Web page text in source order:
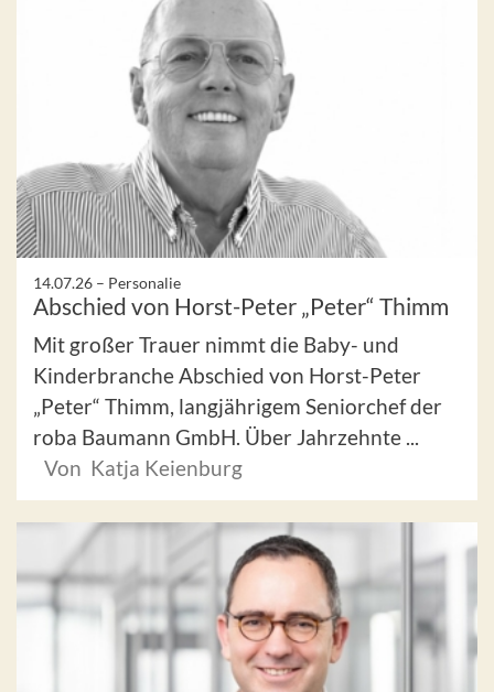
14.07.26 – Personalie
Abschied von Horst-Peter „Peter“ Thimm
Mit großer Trauer nimmt die Baby- und
Kinderbranche Abschied von Horst-Peter
„Peter“ Thimm, langjährigem Seniorchef der
roba Baumann GmbH. Über Jahrzehnte ...
Von Katja Keienburg